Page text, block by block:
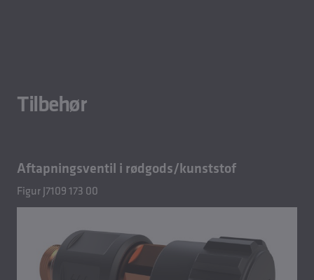
Tilbehør
Aftapningsventil i rødgods/kunststof
Figur J7109 173 00